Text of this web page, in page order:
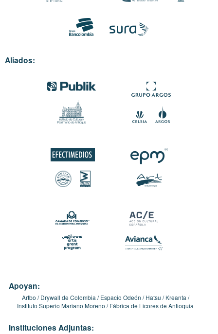
Aliados:
Apoyan:
Artbo Drywall de Colombia Espacio Odeón Hatsu
Kreanta
Instituto Superio Mariano Moreno
Fábrica de Licores de Antioquia
Instituciones Adjuntas: